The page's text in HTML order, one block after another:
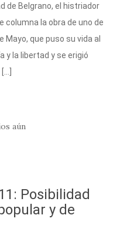
de Belgrano, el histriador
columna la obra de uno de
que puso su vida al
y la libertad y se erigió
aún
Posibilidad
y de